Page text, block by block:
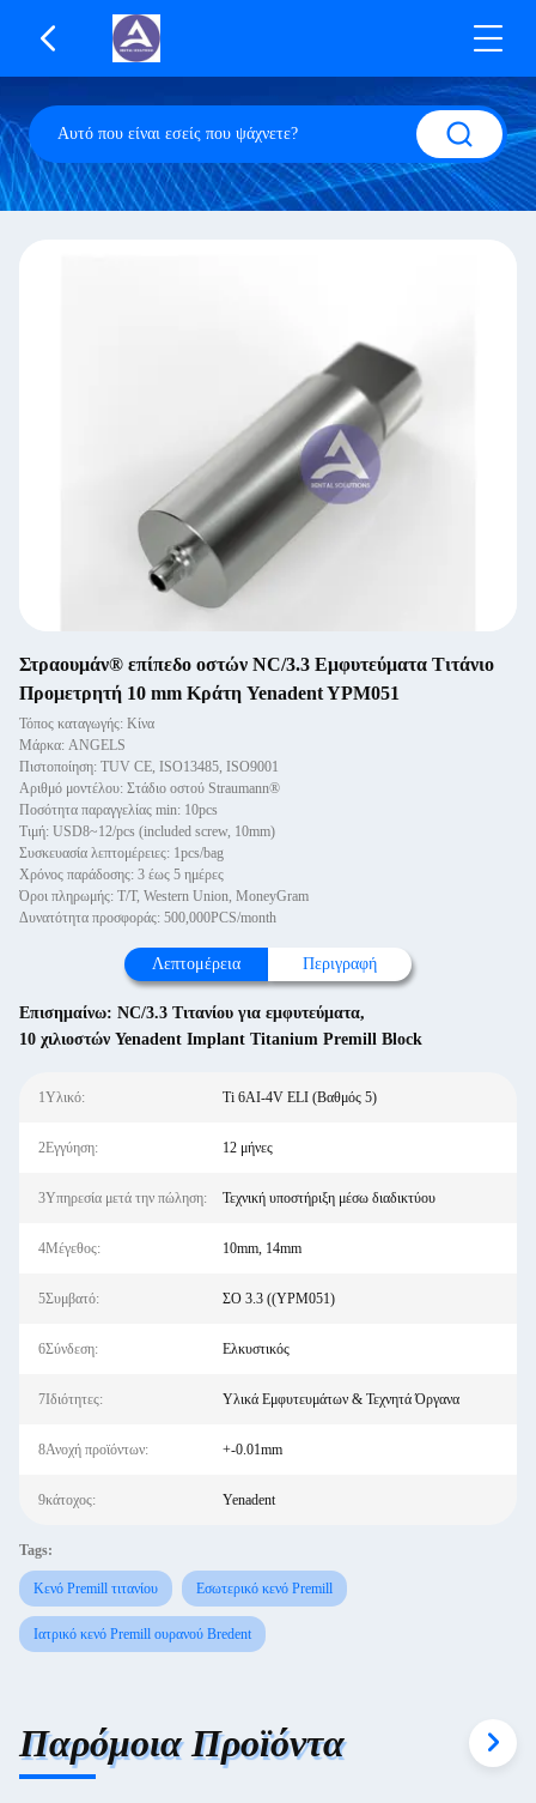
Στραουμάν® επίπεδο οστών NC/3.3 Εμφυτεύματα Τιτάνιο
Προμετρητή 10 mm Κράτη Yenadent YPM051
Τόπος καταγωγής: Κίνα
Μάρκα: ANGELS
Πιστοποίηση: TUV CE, ISO13485, ISO9001
Αριθμό μοντέλου: Στάδιο οστού Straumann®
Ποσότητα παραγγελίας min: 10pcs
Τιμή: USD8~12/pcs (included screw, 10mm)
Συσκευασία λεπτομέρειες: 1pcs/bag
Χρόνος παράδοσης: 3 έως 5 ημέρες
Όροι πληρωμής: T/T, Western Union, MoneyGram
Δυνατότητα προσφοράς: 500,000PCS/month
Λεπτομέρεια Περιγραφή
Επισημαίνω: NC/3.3 Τιτανίου για εμφυτεύματα,
10 χιλιοστών Yenadent Implant Titanium Premill Block
1Υλικό: Ti 6AI-4V ELI (Βαθμός 5)
2Εγγύηση: 12 μήνες
3Υπηρεσία μετά την πώληση: Τεχνική υποστήριξη μέσω διαδικτύου
4Μέγεθος: 10mm, 14mm
5Συμβατό: ΣΟ 3.3 ((YPM051)
6Σύνδεση: Ελκυστικός
7Ιδιότητες: Υλικά Εμφυτευμάτων & Τεχνητά Όργανα
8Ανοχή προϊόντων: +-0.01mm
9κάτοχος: Yenadent
Tags:
Κενό Premill τιτανίου Εσωτερικό κενό Premill
Ιατρικό κενό Premill ουρανού Bredent
Παρόμοια Προϊόντα